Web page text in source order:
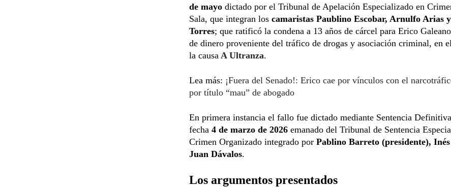
de mayo dictado por el Tribunal de Apelación Especializado en
Sala, que integran los camaristas Paublino Escobar, Arnulfo Arias
Torres; que ratificó la condena a 13 años de cárcel para Erico
de dinero proveniente del tráfico de drogas y asociación criminal, en
la causa A Ultranza.
Lea más: ¡Fuera del Senado!: Erico cae por vínculos con el
por título “mau” de abogado
En primera instancia el fallo fue dictado mediante Sentencia
fecha 4 de marzo de 2026 emanado del Tribunal de Sentencia
Crimen Organizado integrado por Pablino Barreto (presidente),
Juan Dávalos.
Los argumentos presentados